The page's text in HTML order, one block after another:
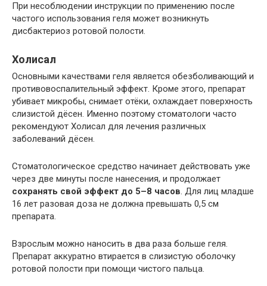
При несоблюдении инструкции по применению после
частого использования геля может возникнуть
дисбактериоз ротовой полости.
Холисал
Основными качествами геля является обезболивающий и
противовоспалительный эффект. Кроме этого, препарат
убивает микробы, снимает отёки, охлаждает поверхность
слизистой дёсен. Именно поэтому стоматологи часто
рекомендуют Холисал для лечения различных
заболеваний дёсен.
Стоматологическое средство начинает действовать уже
через две минуты после нанесения, и продолжает
сохранять свой эффект до 5–8 часов. Для лиц младше
16 лет разовая доза не должна превышать 0,5 см
препарата.
Взрослым можно наносить в два раза больше геля.
Препарат аккуратно втирается в слизистую оболочку
ротовой полости при помощи чистого пальца.